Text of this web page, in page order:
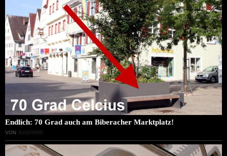
Endlich: 70 Grad auch am Biberacher Marktplatz!
VON GASPARD